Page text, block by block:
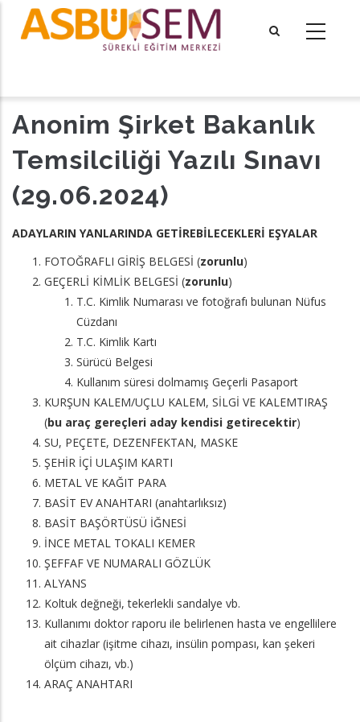
içeriğe
Anonim Şirket Bakanlık
Temsilciliği Yazılı Sınavı
(29.06.2024)
ADAYLARIN YANLARINDA GETİREBİLECEKLERİ EŞYALAR
FOTOĞRAFLI GİRİŞ BELGESİ (zorunlu)
GEÇERLİ KİMLİK BELGESİ (zorunlu)
T.C. Kimlik Numarası ve fotoğrafı bulunan Nüfus
Cüzdanı
T.C. Kimlik Kartı
Sürücü Belgesi
Kullanım süresi dolmamış Geçerli Pasaport
KURŞUN KALEM/UÇLU KALEM, SİLGİ VE KALEMTIRAŞ
(bu araç gereçleri aday kendisi getirecektir)
SU, PEÇETE, DEZENFEKTAN, MASKE
ŞEHİR İÇİ ULAŞIM KARTI
METAL VE KAĞIT PARA
BASİT EV ANAHTARI (anahtarlıksız)
BASİT BAŞÖRTÜSÜ İĞNESİ
İNCE METAL TOKALI KEMER
ŞEFFAF VE NUMARALI GÖZLÜK
ALYANS
Koltuk değneği, tekerlekli sandalye vb.
Kullanımı doktor raporu ile belirlenen hasta ve engellilere
ait cihazlar (işitme cihazı, insülin pompası, kan şekeri
ölçüm cihazı, vb.)
ARAÇ ANAHTARI